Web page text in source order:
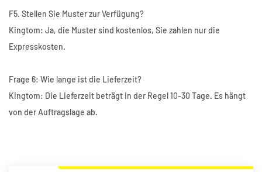
F5. Stellen Sie Muster zur Verfügung?
Kingtom: Ja, die Muster sind kostenlos, Sie zahlen nur die
Expresskosten.
Frage 6: Wie lange ist die Lieferzeit?
Kingtom: Die Lieferzeit beträgt in der Regel 10-30 Tage. Es hängt
von der Auftragslage ab.